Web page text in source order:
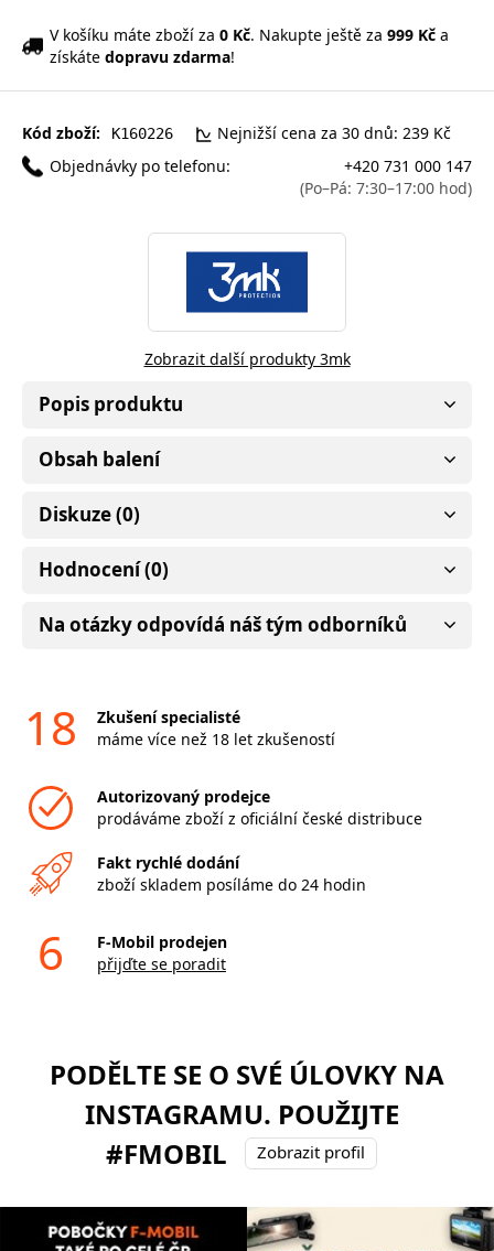
V košíku máte zboží za 0 Kč. Nakupte ještě za 999 Kč a
získáte dopravu zdarma!
Kód zboží: K160226
Nejnižší cena za 30 dnů: 239 Kč
Objednávky po telefonu:
+420 731 000 147
(Po–Pá: 7:30–17:00 hod)
Zobrazit další produkty 3mk
Popis produktu
Obsah balení
Diskuze (0)
Hodnocení (0)
Na otázky odpovídá náš tým odborníků
18
Zkušení specialisté
máme více než 18 let zkušeností
Autorizovaný prodejce
prodáváme zboží z oficiální české distribuce
Fakt rychlé dodání
zboží skladem posíláme do 24 hodin
6
F-Mobil prodejen
přijďte se poradit
PODĚLTE SE O SVÉ ÚLOVKY NA
INSTAGRAMU. POUŽIJTE
#FMOBIL
Zobrazit profil